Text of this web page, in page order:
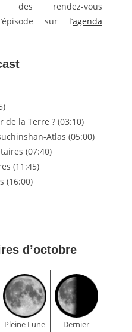
des rendez-vous
sur l’agenda
la Terre ? (03:10)
Atlas (05:00)
(07:40)
(11:45)
(16:00)
d’octobre
Pleine Lune
Dernier